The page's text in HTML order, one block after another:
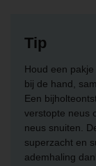
Tip
Houd een pakje
bij de hand,
Een
verstopte neus
neus snuiten.
superzacht en
ademhaling